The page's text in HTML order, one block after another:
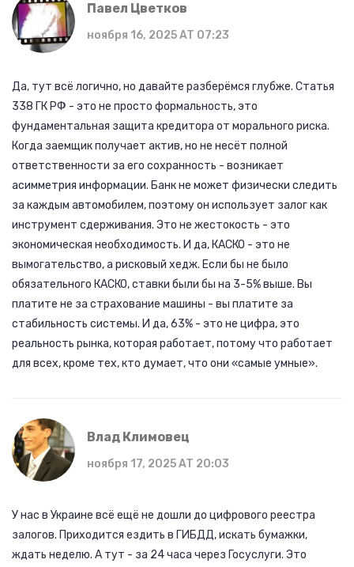
Павел Цветков
ноября 16, 2025 AT 07:23
Да, тут всё логично, но давайте разберёмся глубже. Статья
338 ГК РФ - это не просто формальность, это
фундаментальная защита кредитора от морального риска.
Когда заемщик получает актив, но не несёт полной
ответственности за его сохранность - возникает
асимметрия информации. Банк не может физически следить
за каждым автомобилем, поэтому он использует залог как
инструмент сдерживания. Это не жестокость - это
экономическая необходимость. И да, КАСКО - это не
вымогательство, а рисковый хедж. Если бы не было
обязательного КАСКО, ставки были бы на 3-5% выше. Вы
платите не за страхование машины - вы платите за
стабильность системы. И да, 63% - это не цифра, это
реальность рынка, которая работает, потому что работает
для всех, кроме тех, кто думает, что они «самые умные».
Влад Климовец
ноября 17, 2025 AT 20:03
У нас в Украине всё ещё не дошли до цифрового реестра
залогов. Приходится ездить в ГИБДД, искать бумажки,
ждать неделю. А тут - за 24 часа через Госуслуги. Это